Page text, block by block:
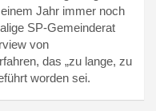
Jahr immer noch
SP-Gemeinderat
von
das „zu lange, zu
worden sei.